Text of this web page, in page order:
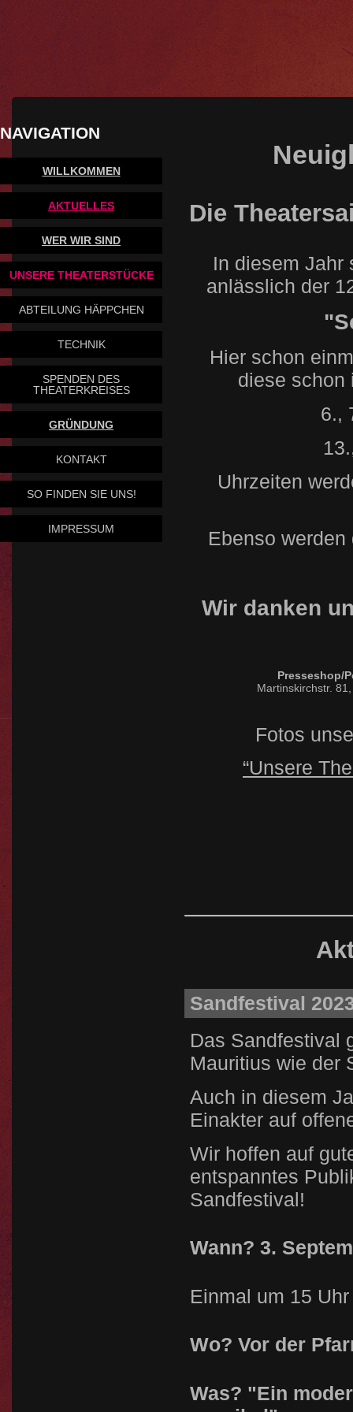
NAVIGATION
WILLKOMMEN
AKTUELLES
WER WIR SIND
UNSERE THEATERSTÜCKE
ABTEILUNG HÄPPCHEN
TECHNIK
SPENDEN DES
THEATERKREISES
GRÜNDUNG
KONTAKT
SO FINDEN SIE UNS!
IMPRESSUM
Die
In diesem Jahr
anlässlich der
Hier schon
diese schon
6.,
Uhrzeiten
Ebenso
Wir danken
Presseshop/
Martinskirchstr.
Fotos
“Unsere
Sandfestival
Das Sandfestival
Mauritius wie der
Auch in diesem
Einakter auf
Wir hoffen auf
entspanntes
Sandfestival!
Wann? 3.
Einmal um 15
Wo? Vor der
Was? "Ein